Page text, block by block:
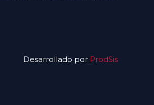
Desarrollado por ProdSis